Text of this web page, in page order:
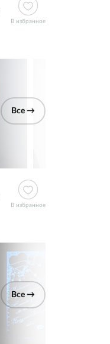
В избранное
Все →
В избранное
Все →